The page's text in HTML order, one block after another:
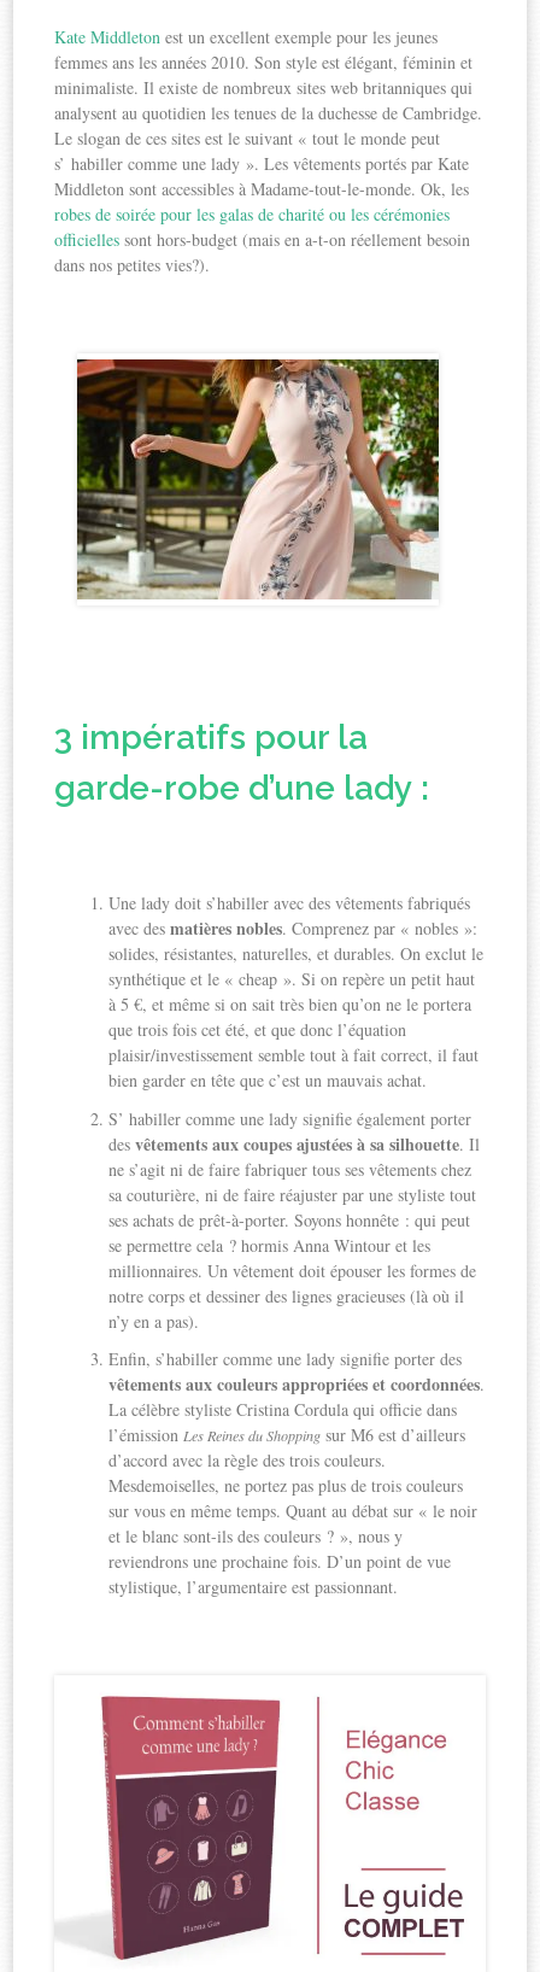
Kate Middleton est un excellent exemple pour les jeunes
femmes ans les années 2010. Son style est élégant, féminin et
minimaliste. Il existe de nombreux sites web britanniques qui
analysent au quotidien les tenues de la duchesse de Cambridge.
Le slogan de ces sites est le suivant « tout le monde peut
s’ habiller comme une lady ». Les vêtements portés par Kate
Middleton sont accessibles à Madame-tout-le-monde. Ok, les
robes de soirée pour les galas de charité ou les cérémonies
officielles sont hors-budget (mais en a-t-on réellement besoin
dans nos petites vies?).
3 impératifs pour la
garde-robe d’une lady :
Une lady doit s’habiller avec des vêtements fabriqués
avec desmatières nobles. Comprenez par « nobles »:
solides, résistantes, naturelles, et durables. On exclut le
synthétique et le « cheap ». Si on repère un petit haut
à 5 €, et même si on sait très bien qu’on ne le portera
que trois fois cet été, et que donc l’équation
plaisir/investissement semble tout à fait correct, il faut
bien garder en tête que c’est un mauvais achat.
S’ habiller comme une lady signifie également porter
desvêtements aux coupes ajustées à sa silhouette. Il
ne s’agit ni de faire fabriquer tous ses vêtements chez
sa couturière, ni de faire réajuster par une styliste tout
ses achats de prêt-à-porter. Soyons honnête : qui peut
se permettre cela ? hormis Anna Wintour et les
millionnaires. Un vêtement doit épouser les formes de
notre corps et dessiner des lignes gracieuses (là où il
n’y en a pas).
Enfin, s’habiller comme une lady signifie porter des
vêtements aux couleurs appropriées et coordonnées.
La célèbre styliste Cristina Cordula qui officie dans
l’émissionLes Reines du Shopping sur M6 est d’ailleurs
d’accord avec la règle des trois couleurs.
Mesdemoiselles, ne portez pas plus de trois couleurs
sur vous en même temps. Quant au débat sur « le noir
et le blanc sont-ils des couleurs ? », nous y
reviendrons une prochaine fois. D’un point de vue
stylistique, l’argumentaire est passionnant.